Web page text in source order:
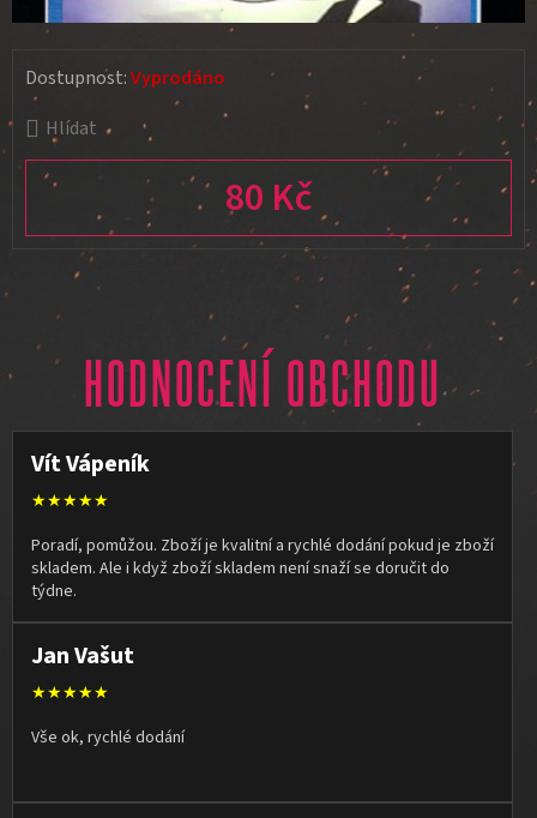
Hlídat
80 Kč
Měrná cena:
Dostupnost:Vyprodáno
HODNOCENÍ OBCHODU
Vít Vápeník
★★★★★
Poradí, pomůžou. Zboží je kvalitní a rychlé dodání pokud je zboží
skladem. Ale i když zboží skladem není snaží se doručit do
týdne.
Jan Vašut
★★★★★
Vše ok, rychlé dodání